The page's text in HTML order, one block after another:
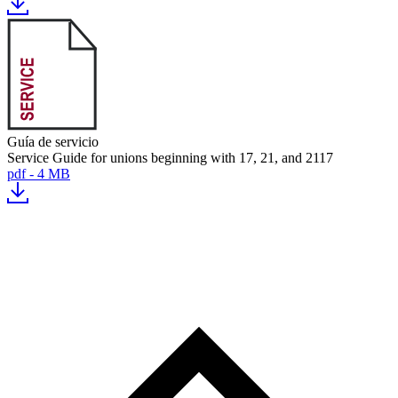
Guía de servicio
Service Guide for unions beginning with 17, 21, and 2117
pdf - 4 MB